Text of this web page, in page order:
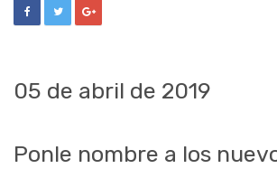
05 de abril de 2019
Ponle nombre a los